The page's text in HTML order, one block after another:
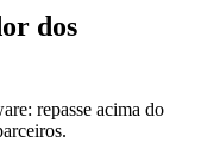
dos
repasse acima do